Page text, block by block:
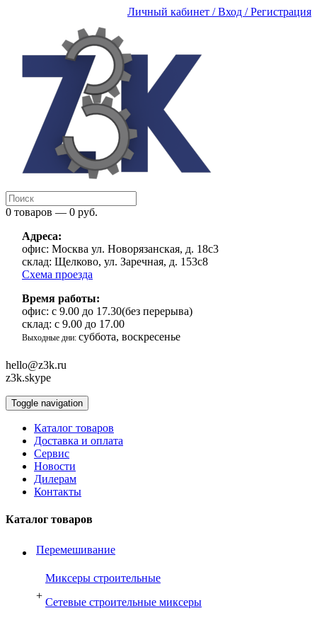
Личный кабинет / Вход / Регистрация
0 товаров — 0 руб.
Адреса:
офис: Москва ул. Новорязанская, д. 18с3
склад: Щелково, ул. Заречная, д. 153с8
Схема проезда
Время работы:
офис: с 9.00 до 17.30(без перерыва)
склад: с 9.00 до 17.00
Выходные дни: суббота, воскресенье
hello@z3k.ru
z3k.skype
Toggle navigation
Каталог товаров
Доставка и оплата
Сервис
Новости
Дилерам
Контакты
Каталог товаров
Перемешивание
+
Миксеры строительные
Сетевые строительные миксеры